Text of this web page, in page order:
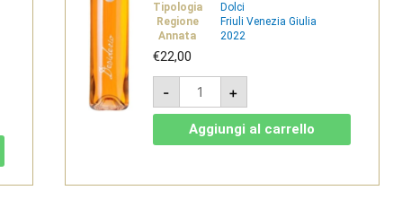
Tipologia
Dolci
Regione
Friuli Venezia Giulia
Annata
2022
€22,00
-
Desiderio
2022
0,5l
IGT
Venezia
Vigna
+
Aggiungi al carrello